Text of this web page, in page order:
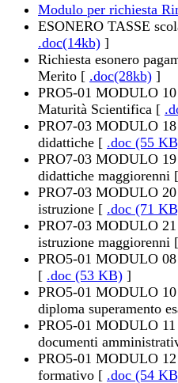
Modulo per richiesta
ESONERO TASSE
.doc(14kb) ]
Richiesta esonero
Merito [ .doc(28kb) ]
PRO5-01 MODULO
Maturità Scientifica [
PRO7-03 MODULO
didattiche [ .doc (55
PRO7-03 MODULO
didattiche maggiorenni [
PRO7-03 MODULO
istruzione [ .doc (71
PRO7-03 MODULO
istruzione maggiorenni [
PRO5-01 MODULO 08
[ .doc (53 KB) ]
PRO5-01 MODULO
diploma superamento
PRO5-01 MODULO 11
documenti
PRO5-01 MODULO
formativo [ .doc (54